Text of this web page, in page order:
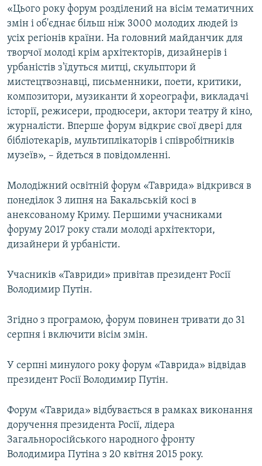
«Цього року форум розділений на вісім тематичних
змін і об'єднає більш ніж 3000 молодих людей із
усіх регіонів країни. На головний майданчик для
творчої молоді крім архітекторів, дизайнерів і
урбаністів з'їдуться митці, скульптори й
мистецтвознавці, письменники, поети, критики,
композитори, музиканти й хореографи, викладачі
історії, режисери, продюсери, актори театру й кіно,
журналісти. Вперше форум відкриє свої двері для
бібліотекарів, мультиплікаторів і співробітників
музеїв», – йдеться в повідомленні.
Молодіжний освітній форум «Таврида» відкрився в
понеділок 3 липня на Бакальській косі в
анексованому Криму. Першими учасниками
форуму 2017 року стали молоді архітектори,
дизайнери й урбаністи.
Учасників «Тавриди» привітав президент Росії
Володимир Путін.
Згідно з програмою, форум повинен тривати до 31
серпня і включити вісім змін.
У серпні минулого року форум «Таврида» відвідав
президент Росії Володимир Путін.
Форум «Таврида» відбувається в рамках виконання
доручення президента Росії, лідера
Загальноросійського народного фронту
Володимира Путіна з 20 квітня 2015 року.